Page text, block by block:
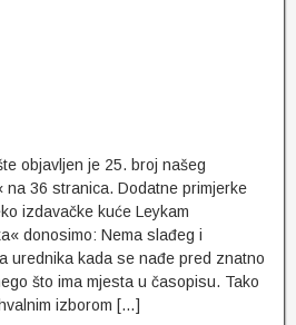
objavljen je 25. broj našeg
36 stranica. Dodatne primjerke
izdavačke kuće Leykam
donosimo: Nema slađeg i
urednika kada se nađe pred znatno
što ima mjesta u časopisu. Tako
izborom […]